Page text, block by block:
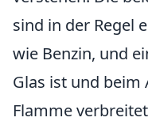
sind in der Regel
wie Benzin, und
Glas ist und
Flamme